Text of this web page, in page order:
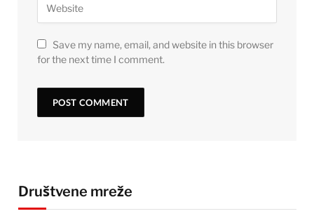
Save my name, email, and website in this browser
for the next time I comment.
Društvene mreže